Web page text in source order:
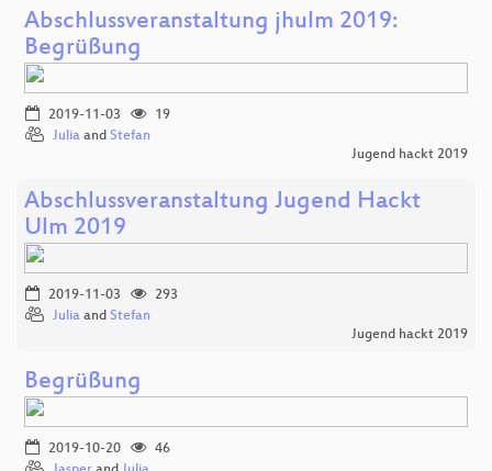
Abschlussveranstaltung jhulm 2019:
Begrüßung
2019-11-03
19
Julia and Stefan
Jugend hackt 2019
Abschlussveranstaltung Jugend Hackt
Ulm 2019
2019-11-03
293
Julia and Stefan
Jugend hackt 2019
Begrüßung
2019-10-20
46